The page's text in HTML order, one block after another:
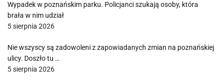
Wypadek w poznańskim parku. Policjanci szukają osoby, która
brała w nim udział
5 sierpnia 2026
Nie wszyscy są zadowoleni z zapowiadanych zmian na poznańskiej
ulicy. Doszło tu …
5 sierpnia 2026